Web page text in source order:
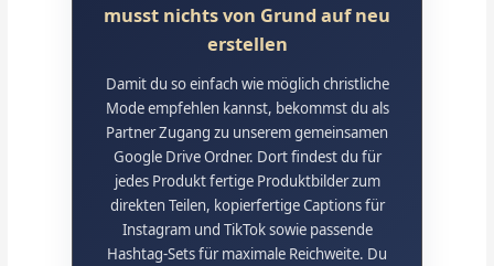
musst nichts von Grund auf neu
erstellen
Damit du so einfach wie möglich christliche
Mode empfehlen kannst, bekommst du als
Partner Zugang zu unserem gemeinsamen
Google Drive Ordner. Dort findest du für
jedes Produkt fertige Produktbilder zum
direkten Teilen, kopierfertige Captions für
Instagram und TikTok sowie passende
Hashtag-Sets für maximale Reichweite. Du